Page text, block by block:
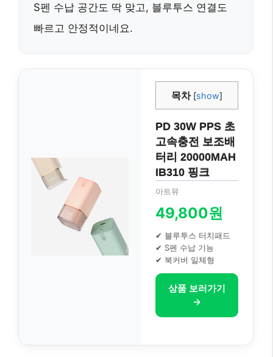
S펜 수납 공간도 딱 맞고, 블루투스 연결도
빠르고 안정적이네요.
목차 [show]
PD 30W PPS 초
고속충전 보조배
터리 20000MAH
IB310 핑크
아트뮤
49,800원
✔ 블루투스 터치패드
✔ S펜 수납 기능
✔ 북커버 일체형
상품 보러가기
→